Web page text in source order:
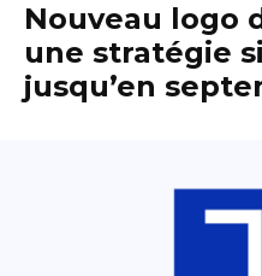
Nouveau logo
une stratégie
jusqu’en